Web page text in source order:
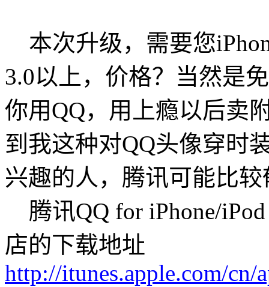
本次升级，需要您
3.0以上，价格？当然是
你用QQ，用上瘾以后卖
到我这种对QQ头像穿时
兴趣的人，腾讯可能比较
腾讯QQ for iPhone/
店的下载地址
http://itunes.apple.com/cn/